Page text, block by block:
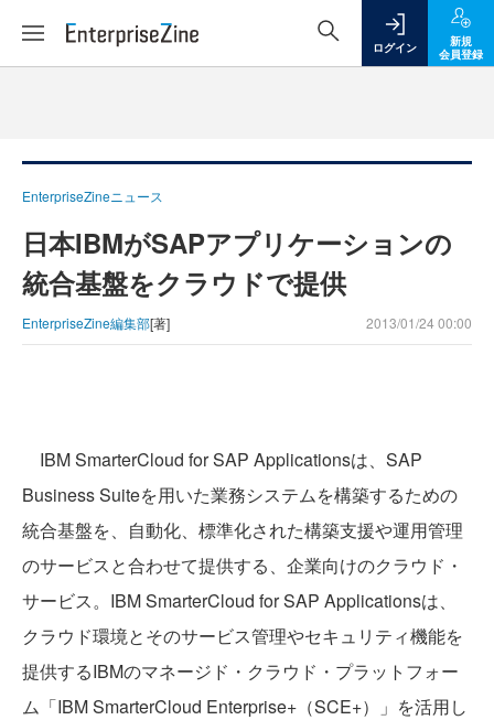
ログイン
新規
会員登録
EnterpriseZineニュース
日本IBMがSAPアプリケーションの
統合基盤をクラウドで提供
EnterpriseZine編集部[著] 2013/01/24 00:00
IBM SmarterCloud for SAP Applicationsは、SAP
Business Suiteを用いた業務システムを構築するための
統合基盤を、自動化、標準化された構築支援や運用管理
のサービスと合わせて提供する、企業向けのクラウド・
サービス。IBM SmarterCloud for SAP Applicationsは、
クラウド環境とそのサービス管理やセキュリティ機能を
提供するIBMのマネージド・クラウド・プラットフォー
ム「IBM SmarterCloud Enterprise+（SCE+）」を活用し